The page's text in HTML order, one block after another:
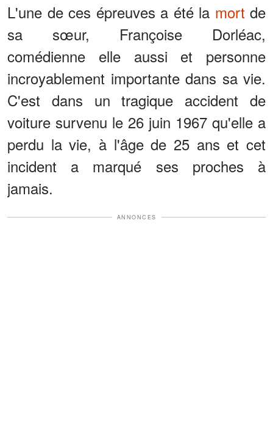
L'une de ces épreuves a été la mort de
sa sœur, Françoise Dorléac,
comédienne elle aussi et personne
incroyablement importante dans sa vie.
C'est dans un tragique accident de
voiture survenu le 26 juin 1967 qu'elle a
perdu la vie, à l'âge de 25 ans et cet
incident a marqué ses proches à
jamais.
ANNONCES